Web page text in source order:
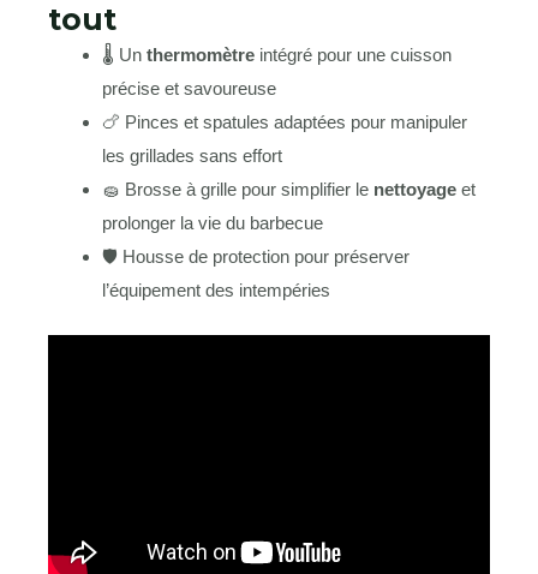
tout
🌡️ Un thermomètre intégré pour une cuisson
précise et savoureuse
🍗 Pinces et spatules adaptées pour manipuler
les grillades sans effort
🧽 Brosse à grille pour simplifier le nettoyage et
prolonger la vie du barbecue
🛡️ Housse de protection pour préserver
l’équipement des intempéries